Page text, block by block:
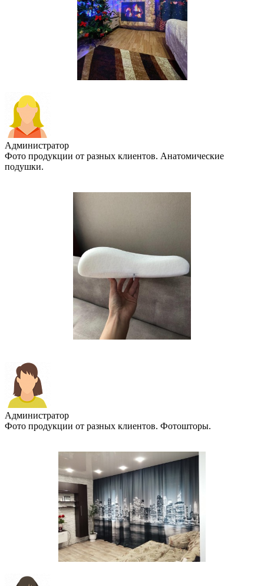
Администратор
Фото продукции от разных клиентов. Анатомические
подушки.
Администратор
Фото продукции от разных клиентов. Фотошторы.